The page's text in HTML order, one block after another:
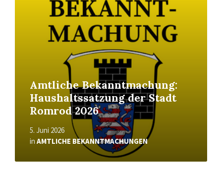
Amtliche Bekanntmachung:
Haushaltssatzung der Stadt
Romrod 2026
5. Juni 2026
in AMTLICHE BEKANNTMACHUNGEN